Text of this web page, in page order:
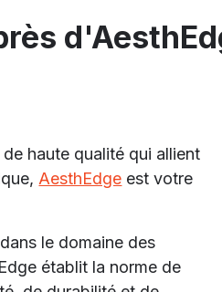
haute qualité qui allient
AesthEdge est votre
le domaine des
établit la norme de